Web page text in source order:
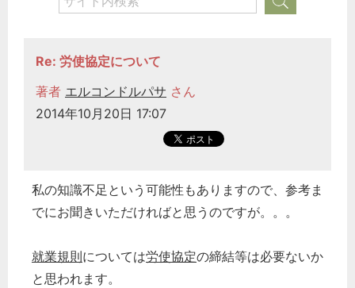
Re: 労使協定について
著者 エルコンドルパサ さん
2014年10月20日 17:07
私の知識不足という可能性もありますので、参考ま
でにお聞きいただければと思うのですが。。。
就業規則については労使協定の締結等は必要ないか
と思われます。